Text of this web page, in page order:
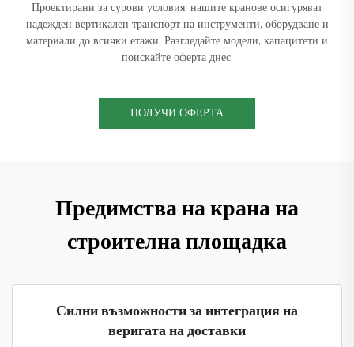
Проектирани за сурови условия, нашите кранове осигуряват
надежден вертикален транспорт на инструменти, оборудване и
материали до всички етажи. Разгледайте модели, капацитети и
поискайте оферта днес!
ПОЛУЧИ ОФЕРТА
Предимства на крана на
строителна площадка
Силни възможности за интеграция на
веригата на доставки